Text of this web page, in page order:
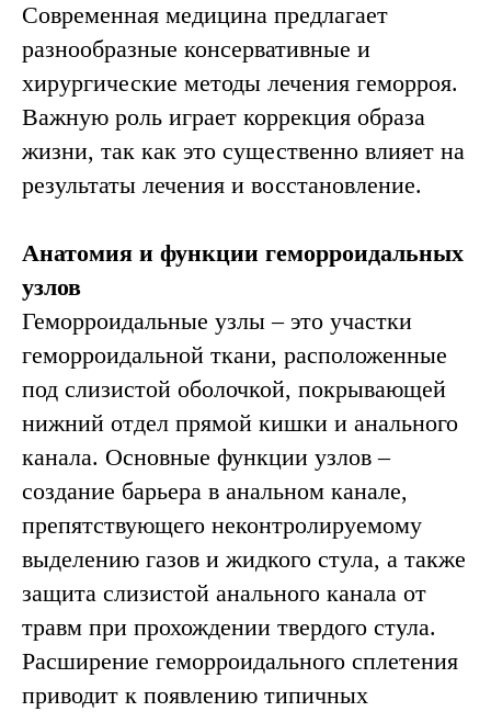
Современная медицина предлагает
разнообразные консервативные и
хирургические методы лечения геморроя.
Важную роль играет коррекция образа
жизни, так как это существенно влияет на
результаты лечения и восстановление.
Анатомия и функции геморроидальных
узлов
Геморроидальные узлы – это участки
геморроидальной ткани, расположенные
под слизистой оболочкой, покрывающей
нижний отдел прямой кишки и анального
канала. Основные функции узлов –
создание барьера в анальном канале,
препятствующего неконтролируемому
выделению газов и жидкого стула, а также
защита слизистой анального канала от
травм при прохождении твердого стула.
Расширение геморроидального сплетения
приводит к появлению типичных